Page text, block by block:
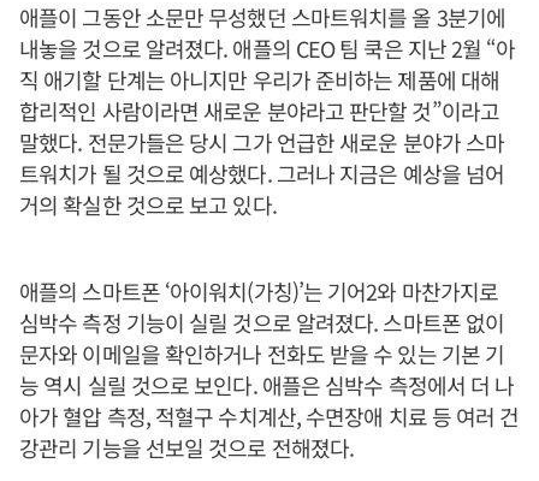
애플이 그동안 소문만 무성했던 스마트워치를 올 3분기에
내놓을 것으로 알려졌다. 애플의 CEO 팀 쿡은 지난 2월 “아
직 애기할 단계는 아니지만 우리가 준비하는 제품에 대해
합리적인 사람이라면 새로운 분야라고 판단할 것”이라고
말했다. 전문가들은 당시 그가 언급한 새로운 분야가 스마
트워치가 될 것으로 예상했다. 그러나 지금은 예상을 넘어
거의 확실한 것으로 보고 있다.
애플의 스마트폰 ‘아이워치(가칭)’는 기어2와 마찬가지로
심박수 측정 기능이 실릴 것으로 알려졌다. 스마트폰 없이
문자와 이메일을 확인하거나 전화도 받을 수 있는 기본 기
능 역시 실릴 것으로 보인다. 애플은 심박수 측정에서 더 나
아가 혈압 측정, 적혈구 수치계산, 수면장애 치료 등 여러 건
강관리 기능을 선보일 것으로 전해졌다.